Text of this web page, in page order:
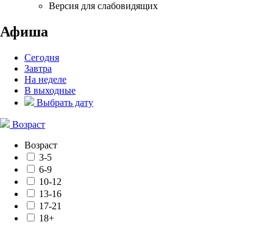
Версия для слабовидящих
Афиша
Сегодня
Завтра
На неделе
В выходные
Выбрать дату
Возраст
Возраст
3-5
6-9
10-12
13-16
17-21
18+